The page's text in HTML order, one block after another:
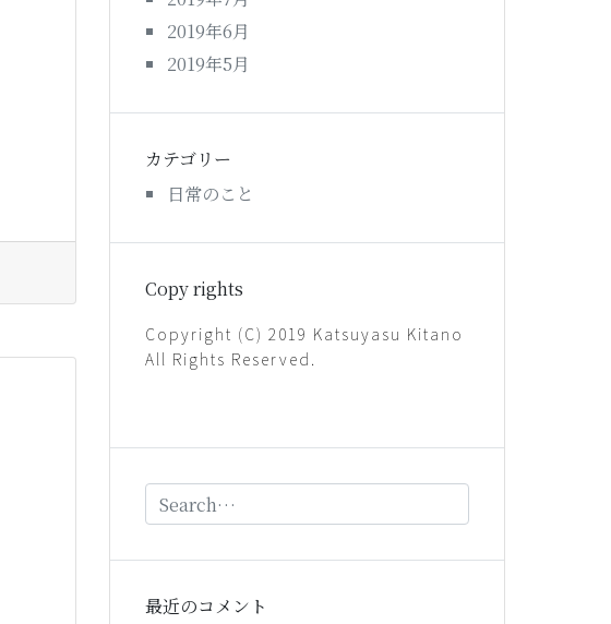
2019年6月
2019年5月
カテゴリー
日常のこと
Copy rights
Copyright (C) 2019 Katsuyasu Kitano
All Rights Reserved.
最近のコメント